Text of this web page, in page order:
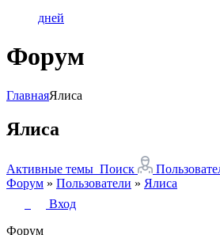
дней
Форум
ГлавнаяЯлиса
Ялиса
Активные темы Поиск
Форум » Пользователи » Ялиса
Вход
Форум